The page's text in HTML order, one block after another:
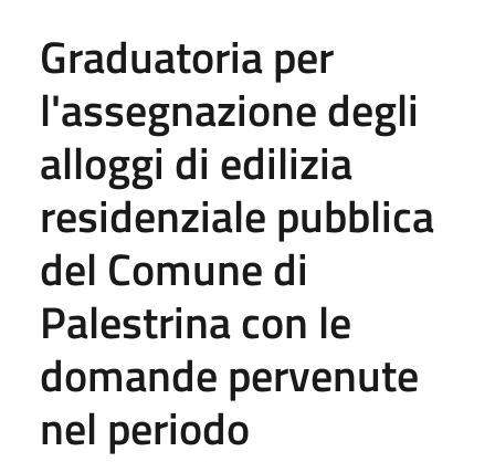
Graduatoria per
l'assegnazione degli
alloggi di edilizia
residenziale pubblica
del Comune di
Palestrina con le
domande pervenute
nel periodo